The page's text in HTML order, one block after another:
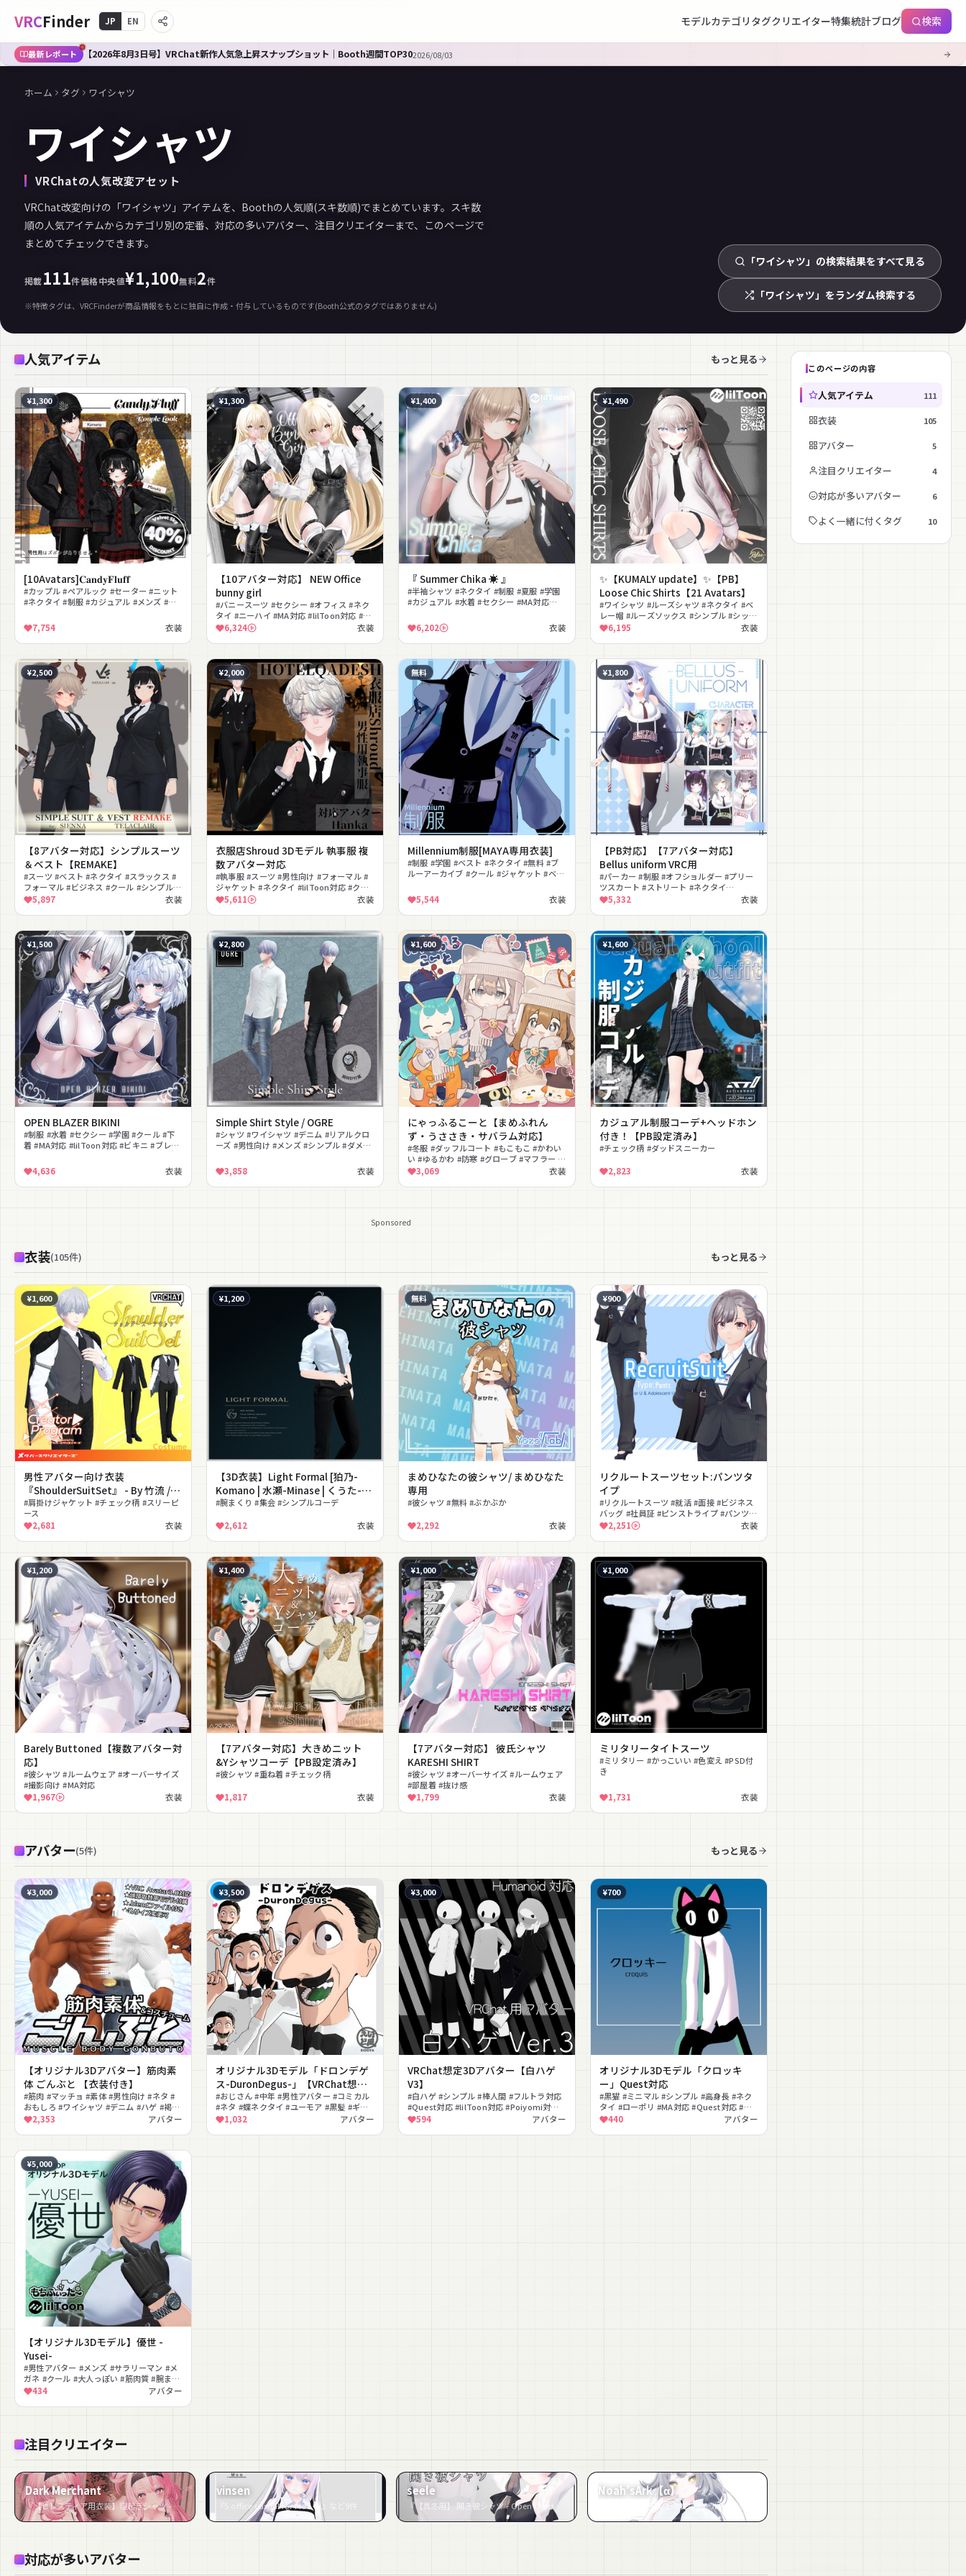
VRCFinder JP EN モデルカテゴリ タグクリエイター特集統計ブログ 検索
最新レポート 【2026年8月3日号】VRChat新作人気急上昇スナップショット｜Booth週間TOP302026/08/03
ホーム タグ ワイシャツ
ワイシャツ
VRChatの人気改変アセット
VRChat改変向けの「ワイシャツ」アイテムを、Boothの人気順(スキ数順)でまとめています。スキ数
順の人気アイテムからカテゴリ別の定番、対応の多いアバター、注目クリエイターまで、このページで
まとめてチェックできます。
掲載111件価格中央値¥1,100無料2件
※特徴タグは、VRCFinderが商品情報をもとに独自に作成・付与しているものです(Booth公式のタグではありません)
「ワイシャツ」の検索結果をすべて見る
「ワイシャツ」をランダム検索する
人気アイテム もっと見る
¥1,300
[10Avatars]𝐂𝐚𝐧𝐝𝐲𝐅𝐥𝐮𝐟𝐟
#カップル #ペアルック #セーター #ニット
#ネクタイ #制服 #カジュアル #メンズ #秋
7,754
衣装
¥1,300
【10アバター対応】 NEW Office
bunny girl
#バニースーツ #セクシー #オフィス #ネク
タイ #ニーハイ #MA対応 #lilToon対応 #大
人っぽい #ベルト #ワイシャツ
6,324 衣装
¥1,400
『 Summer Chika ☀️ 』
#半袖シャツ #ネクタイ #制服 #夏服 #学園
#カジュアル #水着 #セクシー #MA対応
6,202
衣装
¥1,490
✨【KUMALY update】✨【PB】
Loose Chic Shirts【21 Avatars】
#ワイシャツ #ルーズシャツ #ネクタイ #ベ
レー帽 #ルーズソックス #シンプル #シック
#きれいめ #MA対応 #PhysBone対応
6,195 衣装
¥2,500
【8アバター対応】シンプルスーツ
＆ベスト【REMAKE】
#スーツ #ベスト #ネクタイ #スラックス #
フォーマル #ビジネス #クール #シンプル #
大人っぽい #男性向け
5,897 衣装
¥2,000
衣服店Shroud 3Dモデル 執事服 複
数アバター対応
#執事服 #スーツ #男性向け #フォーマル #
ジャケット #ネクタイ #lilToon対応 #クー
ル #大人っぽい #VRM対応
5,611 衣装
無料
Millennium制服[MAYA専用衣装]
#制服 #学園 #ベスト #ネクタイ #無料 #ブ
ルーアーカイブ #クール #ジャケット #ベル
5,544
衣装
¥1,800
【PB対応】【7アバター対応】
Bellus uniform VRC用
#パーカー #制服 #オフショルダー #プリー
ツスカート #ストリート #ネクタイ
#PhysBone対応 #カジュアル #ガーリー #
学園
5,332 衣装
¥1,500
OPEN BLAZER BIKINI
#制服 #水着 #セクシー #学園 #クール #下
着 #MA対応 #lilToon対応 #ビキニ #ブレザ
4,636
衣装
¥2,800
Simple Shirt Style / OGRE
#シャツ #ワイシャツ #デニム #リアルクロ
ーズ #男性向け #メンズ #シンプル #ダメー
3,858
衣装
¥1,600
にゃっふるこーと【まめふれん
ず・うささき・サバラム対応】
#冬服 #ダッフルコート #もこもこ #かわい
い #ゆるかわ #防寒 #グローブ #マフラー #
ベスト #MA対応
3,069 衣装
¥1,600
カジュアル制服コーデ+ヘッドホン
付き！【PB設定済み】
#チェック柄 #ダッドスニーカー
2,823
衣装
Sponsored
衣装(105件) もっと見る
¥1,600
男性アバター向け衣装
『ShoulderSuitSet』 - By 竹流 /
CP1
#肩掛けジャケット #チェック柄 #スリーピ
ース
2,681
衣装
¥1,200
【3D衣装】Light Formal [狛乃-
Komano | 水瀬-Minase | くうた-
Kuuta | 墨惺-Bokusei(+Head)]
#腕まくり #集会 #シンプルコーデ
2,612
衣装
無料
まめひなたの彼シャツ/ まめひなた
専用
#彼シャツ #無料 #ぶかぶか
2,292
衣装
¥900
リクルートスーツセット:パンツタ
イプ
#リクルートスーツ #就活 #面接 #ビジネス
バッグ #社員証 #ピンストライプ #パンツス
ーツ2,251 衣装
¥1,200
Barely Buttoned【複数アバター対
応】
#彼シャツ #ルームウェア #オーバーサイズ
#撮影向け #MA対応
1,967
衣装
¥1,400
【7アバター対応】大きめニット
&Yシャツコーデ【PB設定済み】
#彼シャツ #重ね着 #チェック柄
1,817
衣装
¥1,000
【7アバター対応】 彼氏シャツ
KARESHI SHIRT
#彼シャツ #オーバーサイズ #ルームウェア
#部屋着 #抜け感
1,799
衣装
¥1,000
ミリタリータイトスーツ
#ミリタリー #かっこいい #色変え #PSD付
き
1,731 衣装
アバター(5件) もっと見る
¥3,000
【オリジナル3Dアバター】筋肉素
体 ごんぶと 【衣装付き】
#筋肉 #マッチョ #素体 #男性向け #ネタ #
おもしろ #ワイシャツ #デニム #ハゲ #褐色
肌2,353 アバター
¥3,500
オリジナル3Dモデル「ドロンデゲ
ス-DuronDegus-」【VRChat想
定】
#おじさん #中年 #男性アバター #コミカル
#ネタ #蝶ネクタイ #ユーモア #黒髪 #ギャ
グ #シェイプキー
1,032 アバター
¥3,000
VRChat想定3Dアバター【白ハゲ
V3】
#白ハゲ #シンプル #棒人間 #フルトラ対応
#Quest対応 #lilToon対応 #Poiyomi対応 #
もちふぃった〜対応 #シェイプキー #ネタ
594 アバター
¥700
オリジナル3Dモデル「クロッキ
ー」Quest対応
#黒猫 #ミニマル #シンプル #高身長 #ネク
タイ #ローポリ #MA対応 #Quest対応 #ケ
モノ440 アバター
¥5,000
【オリジナル3Dモデル】優世 -
Yusei-
#男性アバター #メンズ #サラリーマン #メ
ガネ #クール #大人っぽい #筋肉質 #腕まく
りギミック #スーツ #着脱ギミック
434 アバター
注目クリエイター
Dark Merchant
『【セレスティア用衣装】寝起きシャツ - Sleepover front-opening shirt -』など10件
vinsen
『S office casual for Moe 萌』など9件
seele
『【真冬用】 開き彼シャツ - Open Dress Shirt - for Mafuyu』など7件
Noah’sArk【α】
対応が多いアバター
このページの内容
人気アイテム 111
衣装 105
アバター 5
注目クリエイター 4
対応が多いアバター 6
よく一緒に付くタグ 10